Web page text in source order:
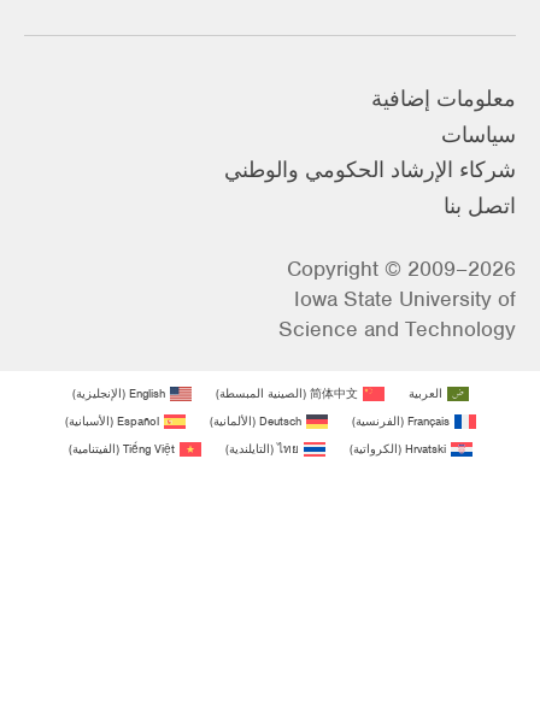
معلومات إضافية
سياسات
شركاء الإرشاد الحكومي والوطني
اتصل بنا
Copyright © 2009–2026
Iowa State University of
Science and Technology
العربية 简体中文
(الصينية المبسطة)
English
(الإنجليزية)
Français
(الفرنسية)
Deutsch
(الألمانية)
Español
(الأسبانية)
Hrvatski
(الكرواتية)
ไทย
(التايلندية)
Tiếng Việt
(الفيتنامية)